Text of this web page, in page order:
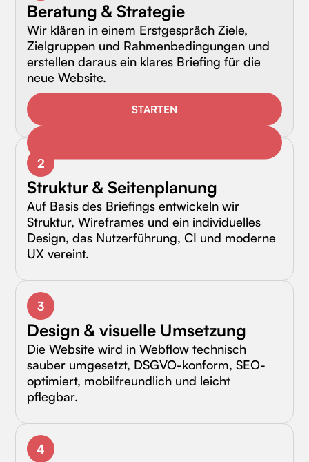
Beratung & Strategie
Wir klären in einem Erstgespräch Ziele,
Zielgruppen und Rahmenbedingungen und
erstellen daraus ein klares Briefing für die
neue Website.
STARTEN
2
Struktur & Seitenplanung
Auf Basis des Briefings entwickeln wir
Struktur, Wireframes und ein individuelles
Design, das Nutzerführung, CI und moderne
UX vereint.
3
Design & visuelle Umsetzung
Die Website wird in Webflow technisch
sauber umgesetzt, DSGVO-konform, SEO-
optimiert, mobilfreundlich und leicht
pflegbar.
4